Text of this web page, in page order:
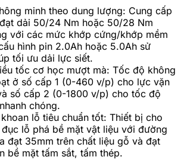
minh theo dung lượng: Cung cấp
dải 50/24 Nm hoặc 50/28 Nm
với các mức khớp cứng/khớp mềm
hình pin 2.0Ah hoặc 5.0Ah sử
tối ưu dải lực siết.
tốc cơ học mượt mà: Tốc độ không
ở số cấp 1 (0-460 v/p) cho lực vặn
số cấp 2 (0-1800 v/p) cho tốc độ
chóng.
lỗ tiêu chuẩn tốt: Thiết bị cho
đục lỗ phá bề mặt vật liệu với đường
đạt 35mm trên chất liệu gỗ và đạt
bề mặt tấm sắt, tấm thép.